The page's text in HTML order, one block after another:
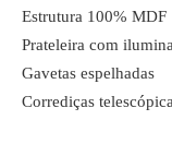
Estrutura 100% MDF
Prateleira com
Gavetas espelhadas
Corrediças